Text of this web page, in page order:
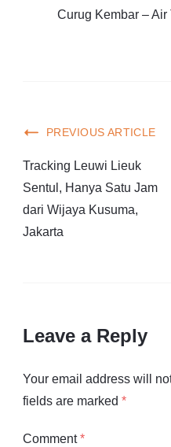
Curug Kembar – Air
PREVIOUS ARTICLE
Tracking Leuwi Lieuk
Sentul, Hanya Satu Jam
dari Wijaya Kusuma,
Jakarta
Leave a Reply
Your email address will
fields are marked *
Comment*